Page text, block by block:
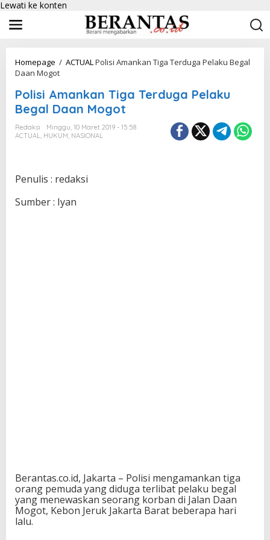
Lewati ke konten
Homepage / ACTUALPolisi Amankan Tiga Terduga Pelaku Begal
Daan Mogot
Polisi Amankan Tiga Terduga Pelaku
Begal Daan Mogot
Redaksi
Minggu, 10 Maret 2019 - 15:58
ACTUAL, HUKUM, NASIONAL
Penulis : redaksi
Sumber : Iyan
Berantas.co.id, Jakarta – Polisi mengamankan tiga
orang pemuda yang diduga terlibat pelaku begal
yang menewaskan seorang korban di Jalan Daan
Mogot, Kebon Jeruk Jakarta Barat beberapa hari
lalu.